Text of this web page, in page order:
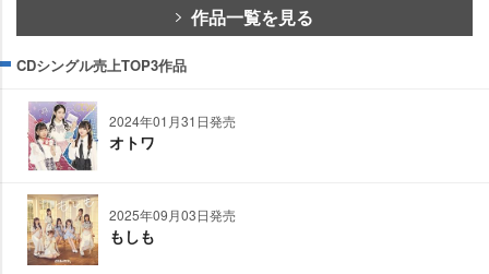
作品一覧を見る
CDシングル売上TOP3作品
2024年01月31日発売
オトワ
2025年09月03日発売
もしも